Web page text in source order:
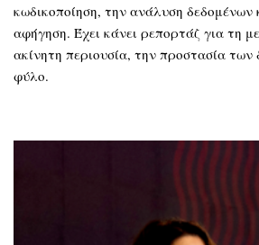
κωδικοποίηση, την ανάλυση δεδομένων
αφήγηση. Έχει κάνει ρεπορτάζ για τη
ακίνητη περιουσία, την προστασία των
φύλο.